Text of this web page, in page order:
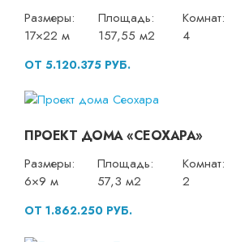
Размеры:
17×22 м
Площадь:
157,55 м2
Комнат:
4
ОТ 5.120.375 РУБ.
ПРОЕКТ ДОМА «СЕОХАРА»
Размеры:
6×9 м
Площадь:
57,3 м2
Комнат:
2
ОТ 1.862.250 РУБ.